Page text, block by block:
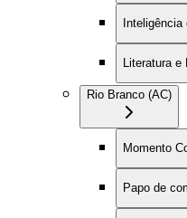
Literatura e
Rio Branco (AC)
Momento
Papo de